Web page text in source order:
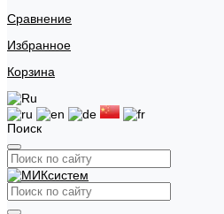
Сравнение
Избранное
Корзина
Поиск